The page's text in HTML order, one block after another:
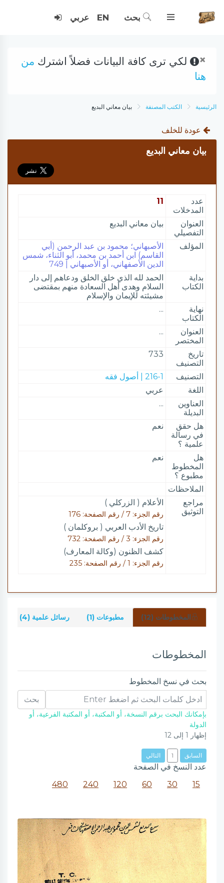
بحث EN عربي
× لكي ترى كافة البيانات فضلاً اشترك من
هنا
الرئيسية الكتب المصنفة بيان معاني البديع
عودة للخلف
بيان معاني البديع
عدد
المدخلات
11
العنوان
التفصيلي
بيان معاني البديع
المؤلف
الأصبهاني؛ محمود بن عبد الرحمن (أبي
القاسم) ابن أحمد بن محمد، أبو الثناء، شمس
الدين الأصفهاني، أو الأصبهاني | 749
بداية
الكتاب
الحمد لله الذي خلق الخلق ودعاهم إلى دار
السلام وهدى أهل السعادة منهم بمقتضى
مشيئته للإيمان والإسلام
نهاية
الكتاب
...
العنوان
المختصر
...
تاريخ
التصنيف
733
التصنيف
216-1 | أصول فقه
اللغة
عربي
العناوين
البديلة
...
هل حقق
في رسالة
علمية ؟
نعم
هل
المخطوط
مطبوع ؟
نعم
الملاحظات
مراجع
التوثيق
الأعلام ( الزركلي )
رقم الجزء: 7 / رقم الصفحة: 176
تاريخ الأدب العربي ( بروكلمان )
رقم الجزء: 3 / رقم الصفحة: 732
كشف الظنون (وكالة المعارف)
رقم الجزء: 1 / رقم الصفحة: 235
المخطوطات (12) مطبوعات (1) رسائل علمية (4)
المخطوطات
بحث في نسخ المخطوط
بحث
بإمكانك البحث برقم النسخة، أو المكتبة، أو المكتبة الفرعية، أو
الدولة
إظهار 1 إلى 12
السابق 1 التالي
عدد النسخ في الصفحة
15
30
60
120
240
480